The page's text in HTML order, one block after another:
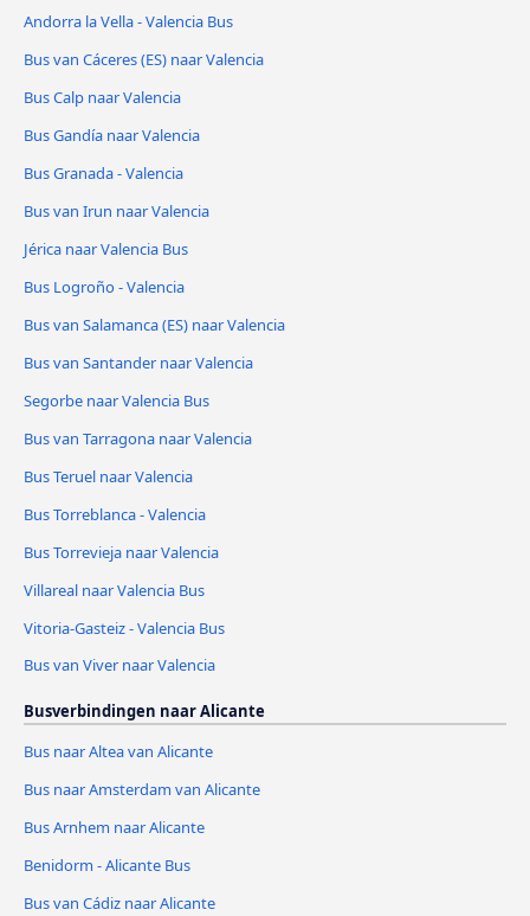
Andorra la Vella - Valencia Bus
Bus van Cáceres‎‎ (ES) naar Valencia
Bus Calp naar Valencia
Bus Gandía naar Valencia
Bus Granada - Valencia
Bus van Irun naar Valencia
Jérica naar Valencia Bus
Bus Logroño - Valencia
Bus van Salamanca (ES) naar Valencia
Bus van Santander naar Valencia
Segorbe naar Valencia Bus
Bus van Tarragona naar Valencia
Bus Teruel naar Valencia
Bus Torreblanca - Valencia
Bus Torrevieja naar Valencia
Villareal naar Valencia Bus
Vitoria-Gasteiz - Valencia Bus
Bus van Viver naar Valencia
Busverbindingen naar Alicante
Bus naar Altea van Alicante
Bus naar Amsterdam van Alicante
Bus Arnhem naar Alicante
Benidorm - Alicante Bus
Bus van Cádiz naar Alicante